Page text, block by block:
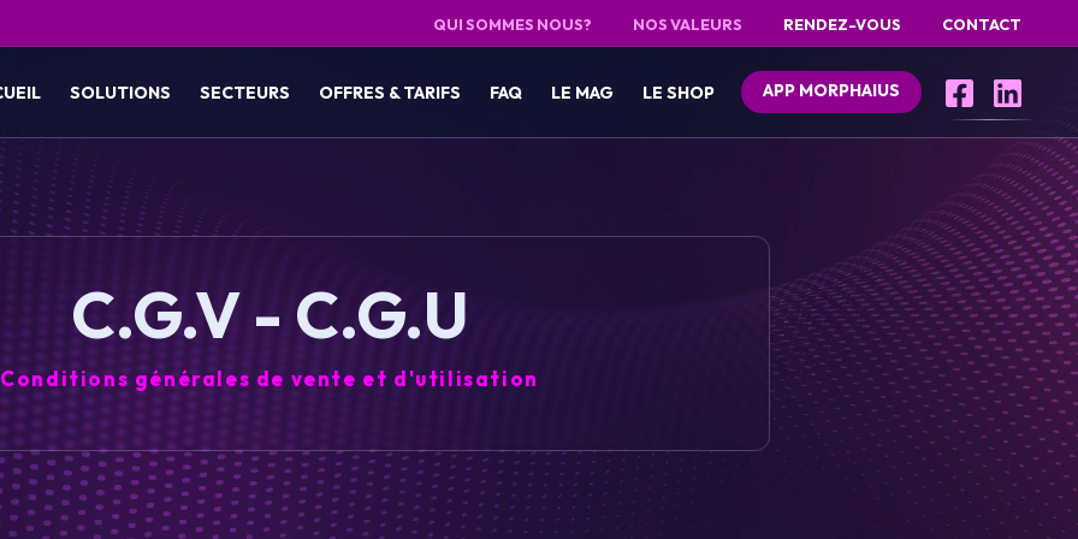
QUI SOMMES NOUS? NOS VALEURS RENDEZ-VOUS CONTACT
SOLUTIONS SECTEURS OFFRES & TARIFS FAQ LE MAG LE SHOP APP MORPHAIUS
C.G.V - C.G.U
Conditions générales de vente et d'utilisation